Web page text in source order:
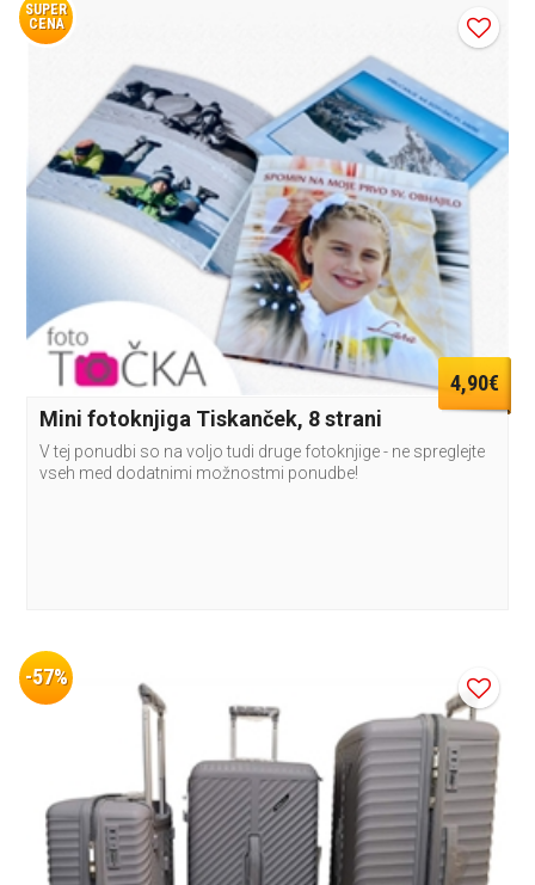
SUPER
CENA
4,90€
Mini fotoknjiga Tiskanček, 8 strani
V tej ponudbi so na voljo tudi druge fotoknjige - ne spreglejte
vseh med dodatnimi možnostmi ponudbe!
-57%